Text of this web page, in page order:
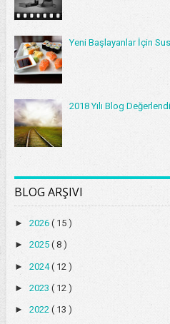
Yeni Başlayanlar İçin
2018 Yılı Blog
BLOG ARŞIVI
► 2026 ( 15 )
► 2025 ( 8 )
► 2024( 12 )
► 2023 ( 12 )
► 2022 ( 13 )